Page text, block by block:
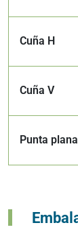
Cuña H
Cuña V
Punta